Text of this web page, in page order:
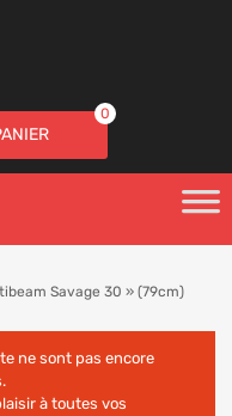
0
Savage 30 » (79cm)
ne sont pas encore
à toutes vos